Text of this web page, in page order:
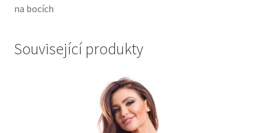
na bocích
Související produkty